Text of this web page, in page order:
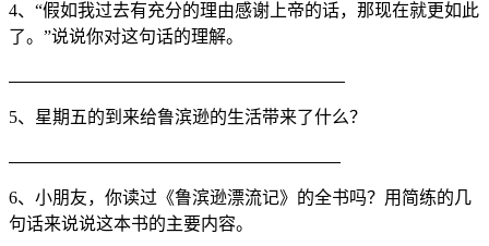
4、“假如我过去有充分的理由感谢上帝的话，那现在就更如此
了。”说说你对这句话的理解。
5、星期五的到来给鲁滨逊的生活带来了什么？
6、小朋友，你读过《鲁滨逊漂流记》的全书吗？用简练的几
句话来说说这本书的主要内容。